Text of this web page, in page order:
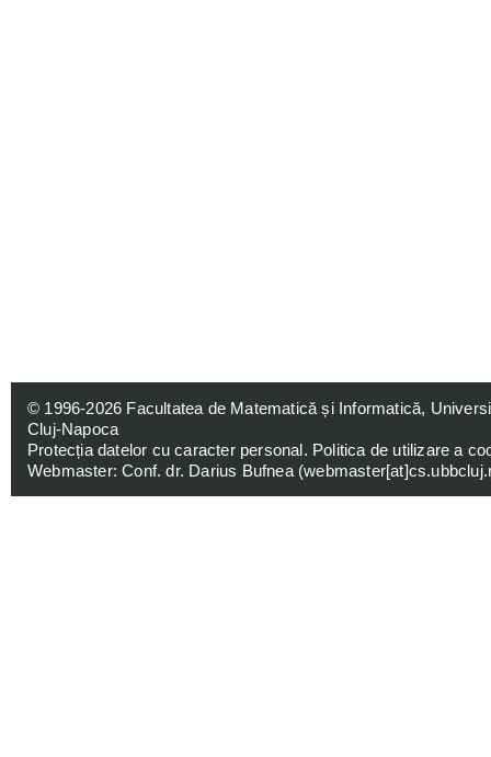
© 1996-2026 Facultatea de Matematică și Informatică,
Cluj-Napoca
Protecția datelor cu caracter personal. Politica de utilizare a
Webmaster: Conf. dr. Darius Bufnea (